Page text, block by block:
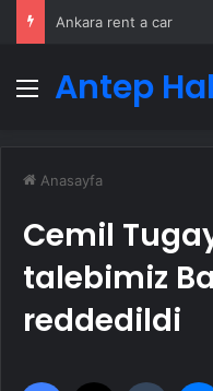
Ankara rent a car
Menü
Antep
Anasayfa
Cemil
talebimiz
reddedildi
Facebook Tumblr